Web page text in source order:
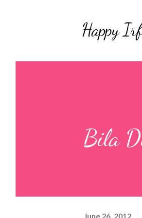
Happy
Bila
June 26, 2012